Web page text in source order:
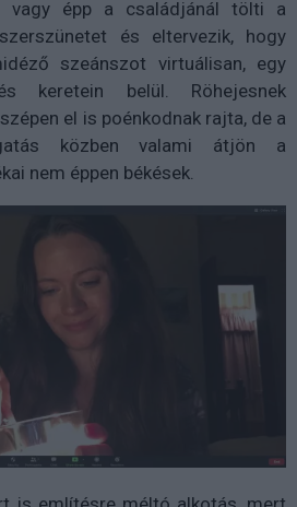
vagy épp a családjánál tölti a
és eltervezik, hogy
szeánszot virtuálisan, egy
keretein belül. Röhejesnek
el is poénkodnak rajta, de a
közben valami átjön a
nem éppen békések.